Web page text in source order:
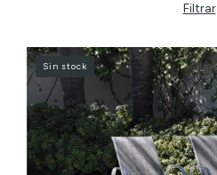
Filtrar
Sin stock